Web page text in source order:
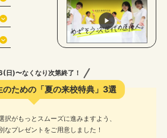
日)〜なくなり次第終了！
のための「夏の来校特典」3選
択がもっとスムーズに進みますよう、
なプレゼントをご用意しました！